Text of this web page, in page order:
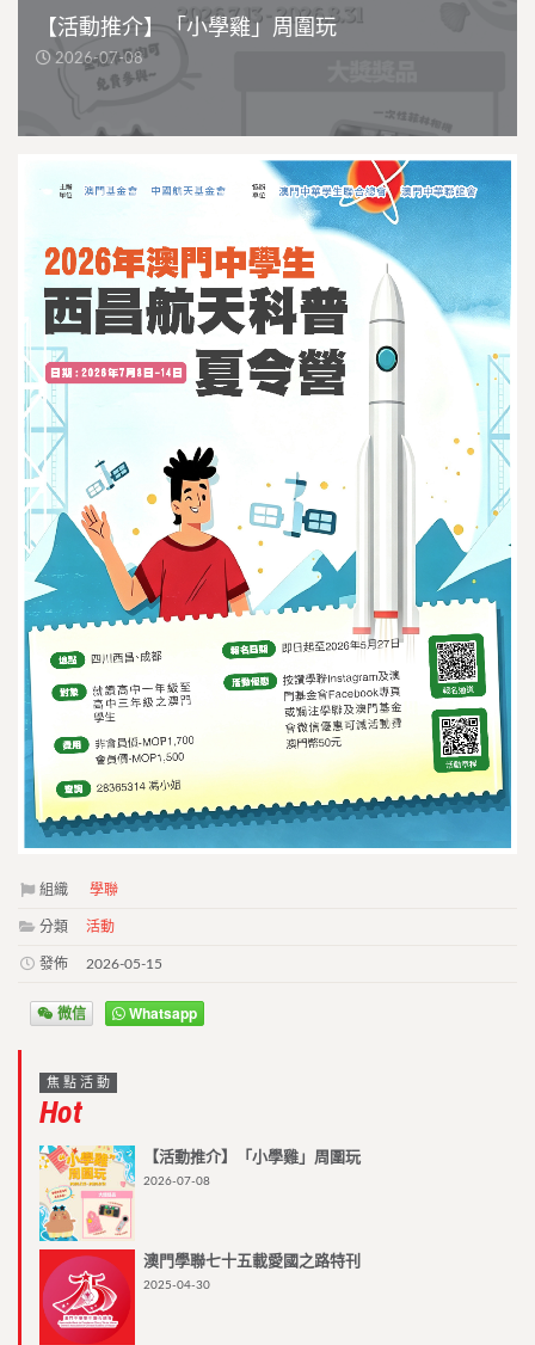
【活動推介】「小學雞」周圍玩
2026-07-08
組織 學聯
分類 活動
發佈 2026-05-15
微信 Whatsapp
焦點活動
Hot
【活動推介】「小學雞」周圍玩
2026-07-08
澳門學聯七十五載愛國之路特刊
2025-04-30